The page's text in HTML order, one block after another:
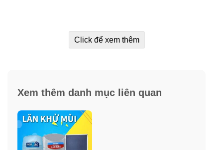
Click để xem thêm
Xem thêm danh mục liên quan